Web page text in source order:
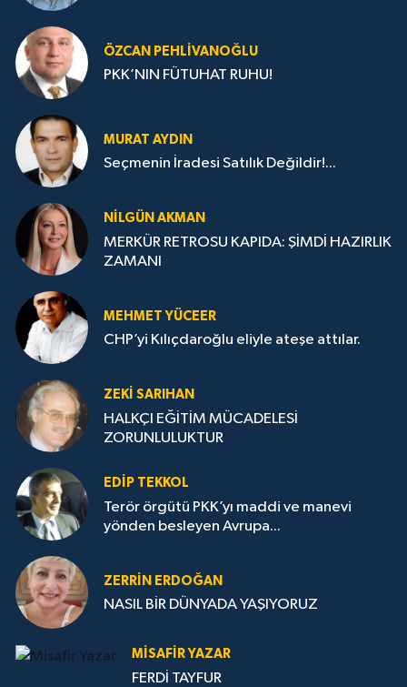
ÖZCAN PEHLIVANOĞLU
PKK’NIN FÜTUHAT RUHU!
MURAT AYDIN
Seçmenin İradesi Satılık Değildir!...
NILGÜN AKMAN
MERKÜR RETROSU KAPIDA: ŞİMDİ HAZIRLIK
ZAMANI
MEHMET YÜCEER
CHP’yi Kılıçdaroğlu eliyle ateşe attılar.
ZEKI SARIHAN
HALKÇI EĞİTİM MÜCADELESİ
ZORUNLULUKTUR
EDIP TEKKOL
Terör örgütü PKK’yı maddi ve manevi
yönden besleyen Avrupa...
ZERRIN ERDOĞAN
NASIL BİR DÜNYADA YAŞIYORUZ
MISAFIR YAZAR
FERDİ TAYFUR